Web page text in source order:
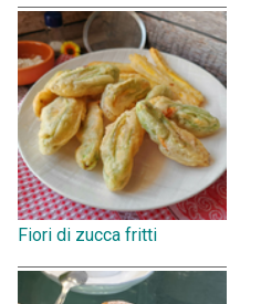
Fiori di zucca fritti